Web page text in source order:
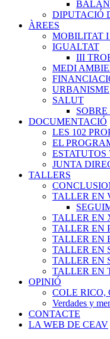
DIPUTACIÓ
ÀREES
MOBILITAT I
IGUALTAT
III
MEDI
URBANISME
SALUT
DOCUMENTACIÓ
LES 102
EL
JUNTA
TALLERS
TALLER EN
TALLER EN
TALLER EN
TALLER EN
TALLER EN
TALLER EN
TALLER EN
OPINIÓ
COLE RICO,
Verdades y
CONTACTE
LA WEB DE CEAV